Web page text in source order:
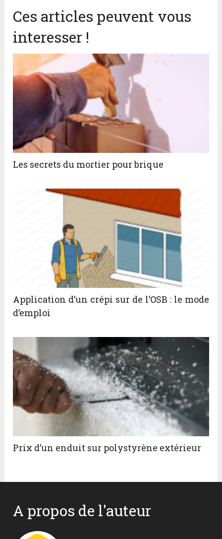
Ces articles peuvent vous
interesser !
Les secrets du mortier pour brique
Application d’un crépi sur de l’OSB : le mode
d’emploi
Prix d’un enduit sur polystyrène extérieur
A propos de l'auteur